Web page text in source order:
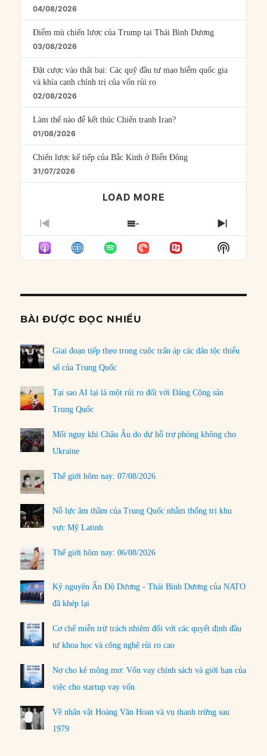
04/08/2026
Điểm mù chiến lược của Trump tại Thái Bình Dương
03/08/2026
Đặt cược vào thất bại: Các quỹ đầu tư mạo hiểm quốc gia
và khía cạnh chính trị của vốn rủi ro
02/08/2026
Làm thế nào để kết thúc Chiến tranh Iran?
01/08/2026
Chiến lược kế tiếp của Bắc Kinh ở Biển Đông
31/07/2026
LOAD MORE
PREVIOUS
EPISODE
SHOW
EPISODES
LIST
NEXT
Show
Podcast
BÀI ĐƯỢC ĐỌC NHIỀU
Giai đoạn tiếp theo trong cuộc trấn áp các dân tộc thiểu
số của Trung Quốc
Tại sao AI lại là một rủi ro đối với Đảng Cộng sản
Trung Quốc
Mối nguy khi Châu Âu do dự hỗ trợ phòng không cho
Ukraine
Thế giới hôm nay: 07/08/2026
Nỗ lực âm thầm của Trung Quốc nhằm thống trị khu
vực Mỹ Latinh
Thế giới hôm nay: 06/08/2026
Kỷ nguyên Ấn Độ Dương - Thái Bình Dương của NATO
đã khép lại
Cơ chế miễn trừ trách nhiệm đối với các quyết định đầu
tư khoa học và công nghệ rủi ro cao
Nợ cho kẻ mộng mơ: Vốn vay chính sách và giới hạn của
việc cho startup vay vốn
Về nhân vật Hoàng Văn Hoan và vụ thanh trừng sau
1979